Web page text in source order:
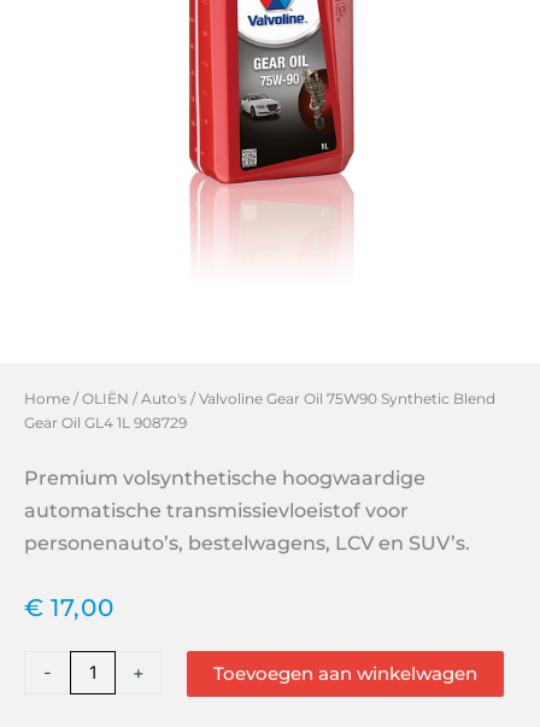
Home /OLIËN /Auto's / Valvoline Gear Oil 75W90 Synthetic Blend
Gear Oil GL4 1L 908729
Premium volsynthetische hoogwaardige
automatische transmissievloeistof voor
personenauto’s, bestelwagens, LCV en SUV’s.
€ 17,00
-
Valvoline
+ Toevoegen aan winkelwagen